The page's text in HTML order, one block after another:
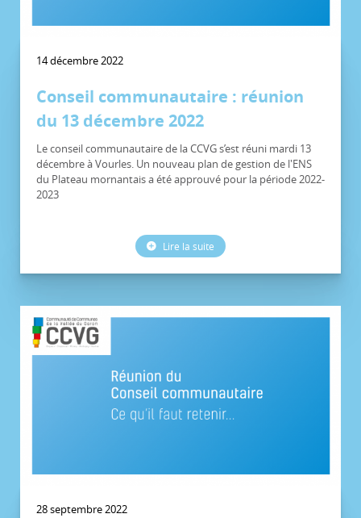
14 décembre 2022
Conseil communautaire : réunion
du 13 décembre 2022
Le conseil communautaire de la CCVG s’est réuni mardi 13
décembre à Vourles. Un nouveau plan de gestion de l'ENS
du Plateau mornantais a été approuvé pour la période 2022-
2023
Lire la suite
28 septembre 2022